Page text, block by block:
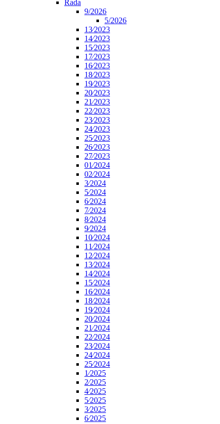
Rada
9/2026
5/2026
13⁄2023
14⁄2023
15⁄2023
17⁄2023
16⁄2023
18⁄2023
19⁄2023
20⁄2023
21⁄2023
22⁄2023
23⁄2023
24⁄2023
25⁄2023
26⁄2023
27⁄2023
01⁄2024
02⁄2024
3⁄2024
5⁄2024
6⁄2024
7⁄2024
8⁄2024
9⁄2024
10⁄2024
11⁄2024
12⁄2024
13⁄2024
14⁄2024
15⁄2024
16⁄2024
18⁄2024
19⁄2024
20⁄2024
21⁄2024
22⁄2024
23⁄2024
24⁄2024
25⁄2024
1⁄2025
2⁄2025
4⁄2025
5⁄2025
3⁄2025
6⁄2025